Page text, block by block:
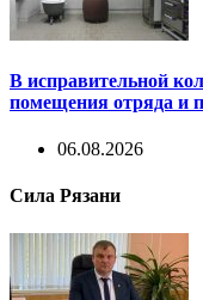
В исправительной
помещения отряда и
06.08.2026
Сила Рязани